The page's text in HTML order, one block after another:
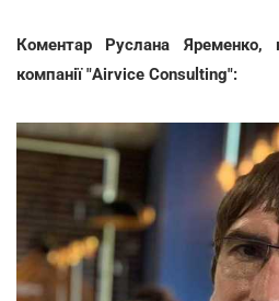
Коментар Руслана Яременко,
компанії "Airvice Consulting":